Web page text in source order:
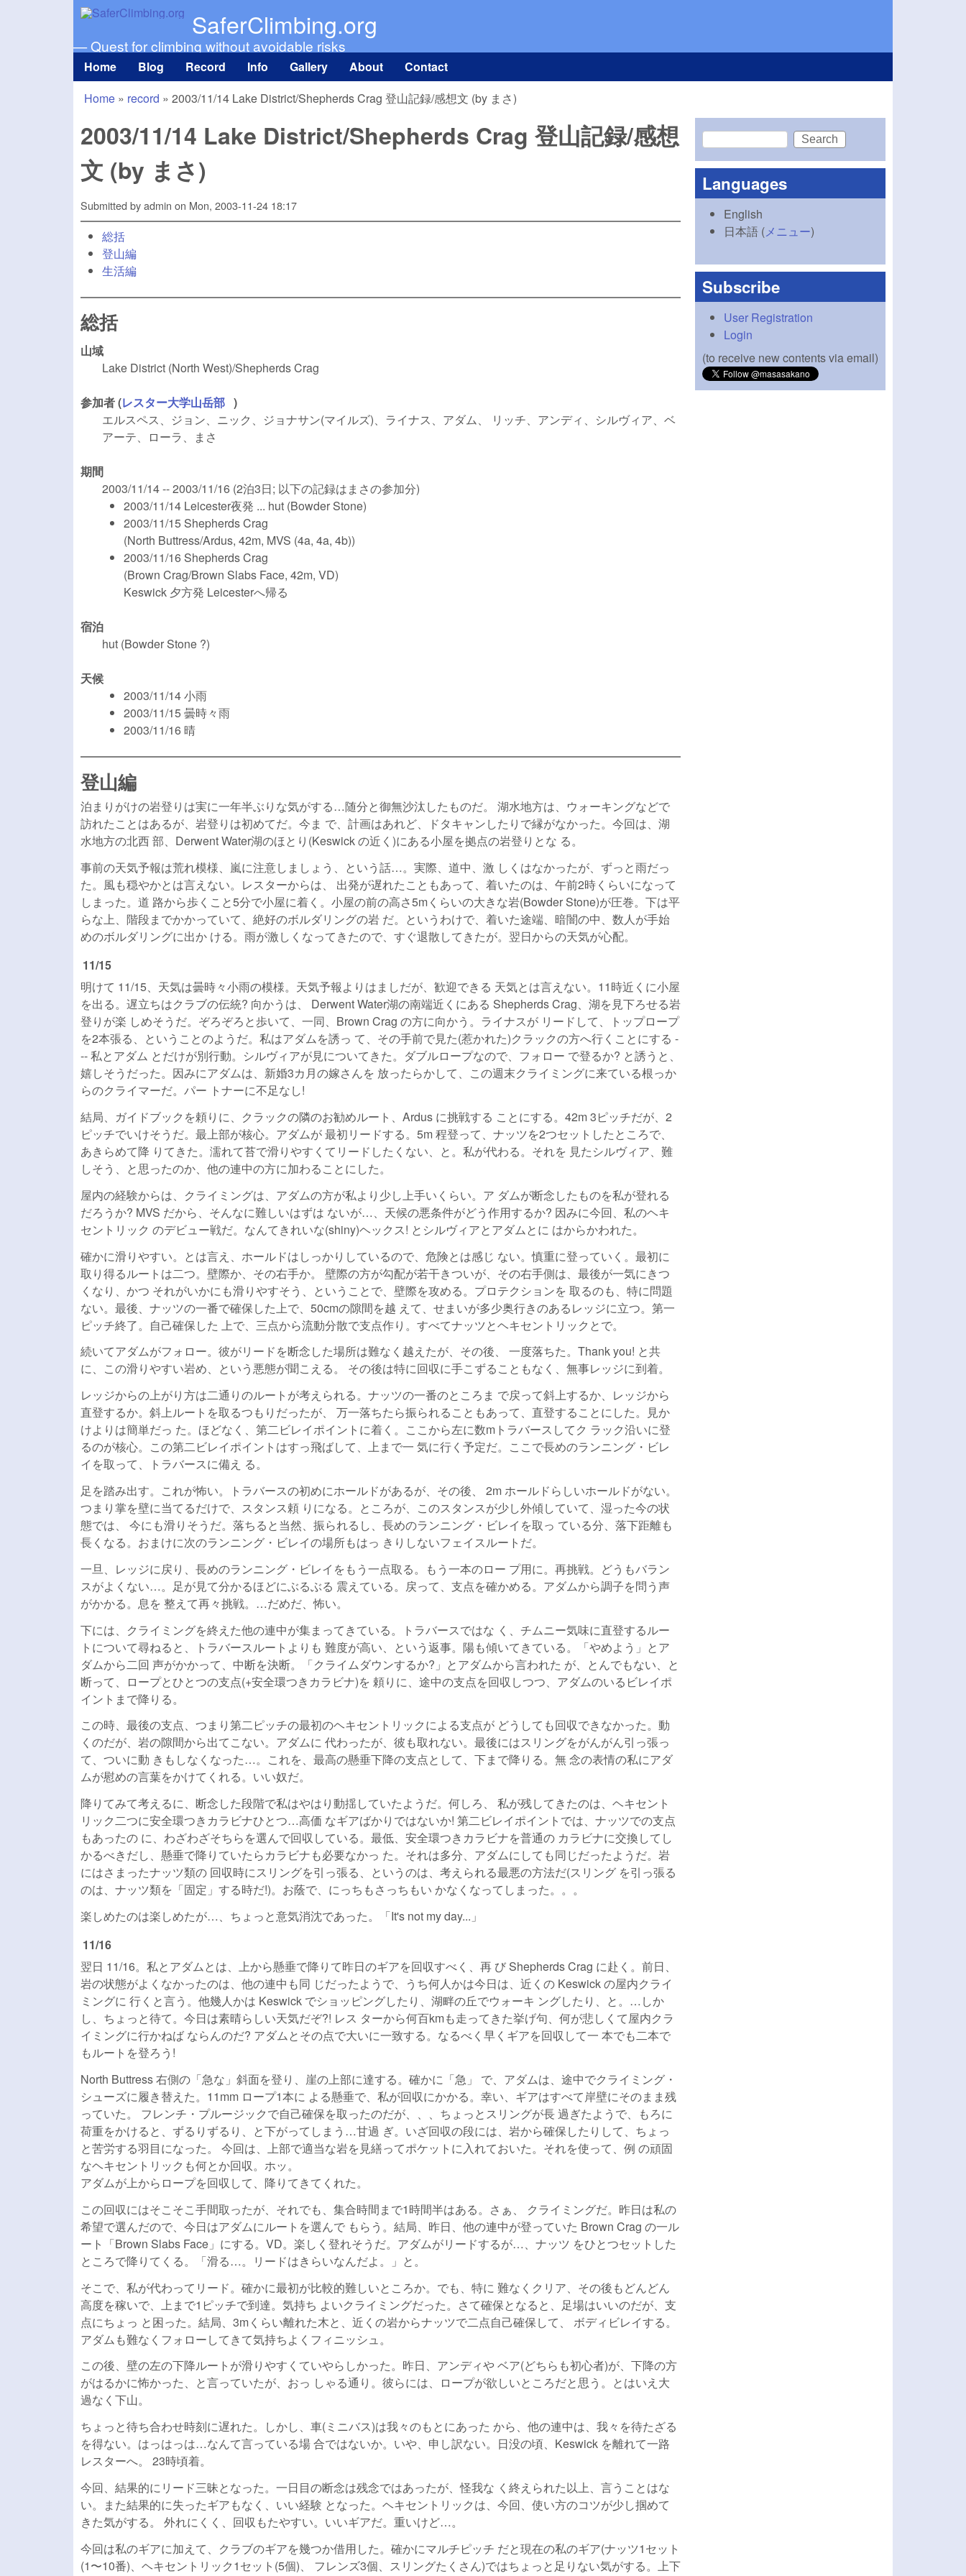
SaferClimbing.org
— Quest for climbing without avoidable risks
Main menu
Home Blog Record Info Gallery About Contact
You are here
Home » record » 2003/11/14 Lake District/Shepherds Crag 登山記録/感想文 (by まさ)
2003/11/14 Lake District/Shepherds Crag 登山記録/感想
文 (by まさ)
Submitted byadmin on Mon, 2003-11-24 18:17
総括
登山編
生活編
総括
山域
Lake District (North West)/Shepherds Crag
参加者 (レスター大学山岳部 (link is external)
)
エルスペス、ジョン、ニック、ジョナサン(マイルズ)、ライナス、アダム、 リッチ、アンディ、シルヴィア、ベ
アーテ、ローラ、まさ
期間
2003/11/14 -- 2003/11/16 (2泊3日; 以下の記録はまさの参加分)
2003/11/14 Leicester夜発 ... hut (Bowder Stone)
2003/11/15 Shepherds Crag
(North Buttress/Ardus, 42m, MVS (4a, 4a, 4b))
2003/11/16 Shepherds Crag
(Brown Crag/Brown Slabs Face, 42m, VD)
Keswick 夕方発 Leicesterへ帰る
宿泊
hut (Bowder Stone ?)
天候
2003/11/14 小雨
2003/11/15 曇時々雨
2003/11/16 晴
登山編
泊まりがけの岩登りは実に一年半ぶりな気がする…随分と御無沙汰したものだ。 湖水地方は、ウォーキングなどで
訪れたことはあるが、岩登りは初めてだ。今ま で、計画はあれど、ドタキャンしたりで縁がなかった。今回は、湖
水地方の北西 部、Derwent Water湖のほとり(Keswick の近く)にある小屋を拠点の岩登りとな る。
事前の天気予報は荒れ模様、嵐に注意しましょう、という話…。実際、道中、激 しくはなかったが、ずっと雨だっ
た。風も穏やかとは言えない。レスターからは、 出発が遅れたこともあって、着いたのは、午前2時くらいになって
しまった。道 路から歩くこと5分で小屋に着く。小屋の前の高さ5mくらいの大きな岩(Bowder Stone)が圧巻。下は平
らな上、階段までかかっていて、絶好のボルダリングの岩 だ。というわけで、着いた途端、暗闇の中、数人が手始
めのボルダリングに出か ける。雨が激しくなってきたので、すぐ退散してきたが。翌日からの天気が心配。
11/15
明けて 11/15、天気は曇時々小雨の模様。天気予報よりはましだが、歓迎できる 天気とは言えない。11時近くに小屋
を出る。遅立ちはクラブの伝統? 向かうは、 Derwent Water湖の南端近くにある Shepherds Crag、湖を見下ろせる岩
登りが楽 しめそうだ。ぞろぞろと歩いて、一同、Brown Crag の方に向かう。ライナスが リードして、トップロープ
を2本張る、ということのようだ。私はアダムを誘っ て、その手前で見た(惹かれた)クラックの方へ行くことにする -
-- 私とアダム とだけが別行動。シルヴィアが見についてきた。ダブルロープなので、フォロー で登るか? と誘うと、
嬉しそうだった。因みにアダムは、新婚3カ月の嫁さんを 放ったらかして、この週末クライミングに来ている根っか
らのクライマーだ。パー トナーに不足なし!
結局、ガイドブックを頼りに、クラックの隣のお勧めルート、Ardus に挑戦する ことにする。42m 3ピッチだが、2
ピッチでいけそうだ。最上部が核心。アダムが 最初リードする。5m 程登って、ナッツを2つセットしたところで、
あきらめて降 りてきた。濡れて苔で滑りやすくてリードしたくない、と。私が代わる。それを 見たシルヴィア、難
しそう、と思ったのか、他の連中の方に加わることにした。
屋内の経験からは、クライミングは、アダムの方が私より少し上手いくらい。ア ダムが断念したものを私が登れる
だろうか? MVS だから、そんなに難しいはずは ないが…、天候の悪条件がどう作用するか? 因みに今回、私のヘキ
セントリック のデビュー戦だ。なんてきれいな(shiny)ヘックス! とシルヴィアとアダムとに はからかわれた。
確かに滑りやすい。とは言え、ホールドはしっかりしているので、危険とは感じ ない。慎重に登っていく。最初に
取り得るルートは二つ。壁際か、その右手か。 壁際の方が勾配が若干きついが、その右手側は、最後が一気にきつ
くなり、かつ それがいかにも滑りやすそう、ということで、壁際を攻める。プロテクションを 取るのも、特に問題
ない。最後、ナッツの一番で確保した上で、50cmの隙間を越 えて、せまいが多少奥行きのあるレッジに立つ。第一
ピッチ終了。自己確保した 上で、三点から流動分散で支点作り。すべてナッツとヘキセントリックとで。
続いてアダムがフォロー。彼がリードを断念した場所は難なく越えたが、その後、 一度落ちた。Thank you! と共
に、この滑りやすい岩め、という悪態が聞こえる。 その後は特に回収に手こずることもなく、無事レッジに到着。
レッジからの上がり方は二通りのルートが考えられる。ナッツの一番のところま で戻って斜上するか、レッジから
直登するか。斜上ルートを取るつもりだったが、 万一落ちたら振られることもあって、直登することにした。見か
けよりは簡単だっ た。ほどなく、第二ビレイポイントに着く。ここから左に数mトラバースしてク ラック沿いに登
るのが核心。この第二ビレイポイントはすっ飛ばして、上まで一 気に行く予定だ。ここで長めのランニング・ビレ
イを取って、トラバースに備え る。
足を踏み出す。これが怖い。トラバースの初めにホールドがあるが、その後、 2m ホールドらしいホールドがない。
つまり掌を壁に当てるだけで、スタンス頼 りになる。ところが、このスタンスが少し外傾していて、湿った今の状
態では、 今にも滑りそうだ。落ちると当然、振られるし、長めのランニング・ビレイを取っ ている分、落下距離も
長くなる。おまけに次のランニング・ビレイの場所もはっ きりしないフェイスルートだ。
一旦、レッジに戻り、長めのランニング・ビレイをもう一点取る。もう一本のロー プ用に。再挑戦。どうもバラン
スがよくない…。足が見て分かるほどにぶるぶる 震えている。戻って、支点を確かめる。アダムから調子を問う声
がかかる。息を 整えて再々挑戦。…だめだ、怖い。
下には、クライミングを終えた他の連中が集まってきている。トラバースではな く、チムニー気味に直登するルー
トについて尋ねると、トラバースルートよりも 難度が高い、という返事。陽も傾いてきている。「やめよう」とア
ダムから二回 声がかかって、中断を決断。「クライムダウンするか?」とアダムから言われた が、とんでもない、と
断って、ロープとひとつの支点(+安全環つきカラビナ)を 頼りに、途中の支点を回収しつつ、アダムのいるビレイポ
イントまで降りる。
この時、最後の支点、つまり第二ピッチの最初のヘキセントリックによる支点が どうしても回収できなかった。動
くのだが、岩の隙間から出てこない。アダムに 代わったが、彼も取れない。最後にはスリングをがんがん引っ張っ
て、ついに動 きもしなくなった…。これを、最高の懸垂下降の支点として、下まで降りる。無 念の表情の私にアダ
ムが慰めの言葉をかけてくれる。いい奴だ。
降りてみて考えるに、断念した段階で私はやはり動揺していたようだ。何しろ、 私が残してきたのは、ヘキセント
リック二つに安全環つきカラビナひとつ…高価 なギアばかりではないか! 第二ビレイポイントでは、ナッツでの支点
もあったの に、わざわざそちらを選んで回収している。最低、安全環つきカラビナを普通の カラビナに交換してし
かるべきだし、懸垂で降りていたらカラビナも必要なかっ た。それは多分、アダムにしても同じだったようだ。岩
にはさまったナッツ類の 回収時にスリングを引っ張る、というのは、考えられる最悪の方法だ(スリング を引っ張る
のは、ナッツ類を「固定」する時だ!)。お蔭で、にっちもさっちもい かなくなってしまった。。。
楽しめたのは楽しめたが…、ちょっと意気消沈であった。「It's not my day...」
11/16
翌日 11/16。私とアダムとは、上から懸垂で降りて昨日のギアを回収すべく、再 び Shepherds Crag に赴く。前日、
岩の状態がよくなかったのは、他の連中も同 じだったようで、うち何人かは今日は、近くの Keswick の屋内クライ
ミングに 行くと言う。他幾人かは Keswick でショッピングしたり、湖畔の丘でウォーキ ングしたり、と。…しか
し、ちょっと待て。今日は素晴らしい天気だぞ?! レス ターから何百kmも走ってきた挙げ句、何が悲しくて屋内クラ
イミングに行かねば ならんのだ? アダムとその点で大いに一致する。なるべく早くギアを回収して一 本でも二本で
もルートを登ろう!
North Buttress 右側の「急な」斜面を登り、崖の上部に達する。確かに「急」 で、アダムは、途中でクライミング・
シューズに履き替えた。11mm ロープ1本に よる懸垂で、私が回収にかかる。幸い、ギアはすべて岸壁にそのまま残
っていた。 フレンチ・プルージックで自己確保を取ったのだが、、、ちょっとスリングが長 過ぎたようで、もろに
荷重をかけると、ずるりずるり、と下がってしまう…甘過 ぎ。いざ回収の段には、岩から確保したりして、ちょっ
と苦労する羽目になった。 今回は、上部で適当な岩を見繕ってポケットに入れておいた。それを使って、例 の頑固
なヘキセントリックも何とか回収。ホッ。
アダムが上からロープを回収して、降りてきてくれた。
この回収にはそこそこ手間取ったが、それでも、集合時間まで1時間半はある。さぁ、 クライミングだ。昨日は私の
希望で選んだので、今日はアダムにルートを選んで もらう。結局、昨日、他の連中が登っていた Brown Crag の一ル
ート「Brown Slabs Face」にする。VD。楽しく登れそうだ。アダムがリードするが…、ナッツ をひとつセットした
ところで降りてくる。「滑る…。リードはきらいなんだよ。」と。
そこで、私が代わってリード。確かに最初が比較的難しいところか。でも、特に 難なくクリア、その後もどんどん
高度を稼いで、上まで1ピッチで到達。気持ち よいクライミングだった。さて確保となると、足場はいいのだが、支
点にちょっ と困った。結局、3mくらい離れた木と、近くの岩からナッツで二点自己確保して、 ボディビレイする。
アダムも難なくフォローしてきて気持ちよくフィニッシュ。
この後、壁の左の下降ルートが滑りやすくていやらしかった。昨日、アンディや ベア(どちらも初心者)が、下降の方
がはるかに怖かった、と言っていたが、おっ しゃる通り。彼らには、ロープが欲しいところだと思う。とはいえ大
過なく下山。
ちょっと待ち合わせ時刻に遅れた。しかし、車(ミニバス)は我々のもとにあった から、他の連中は、我々を待たざる
を得ない。はっはっは…なんて言っている場 合ではないか。いや、申し訳ない。日没の頃、Keswick を離れて一路
レスターへ。 23時頃着。
今回、結果的にリード三昧となった。一日目の断念は残念ではあったが、怪我な く終えられた以上、言うことはな
い。また結果的に失ったギアもなく、いい経験 となった。ヘキセントリックは、今回、使い方のコツが少し掴めて
きた気がする。 外れにくく、回収もたやすい。いいギアだ。重いけど…。
今回は私のギアに加えて、クラブのギアを幾つか借用した。確かにマルチピッチ だと現在の私のギア(ナッツ1セット
(1〜10番)、ヘキセントリック1セット(5個)、 フレンズ3個、スリングたくさん)ではちょっと足りない気がする。上下
Search form
Search
Languages
English
日本語 (メニュー)
Subscribe
User Registration
Login
(to receive new contents via email)